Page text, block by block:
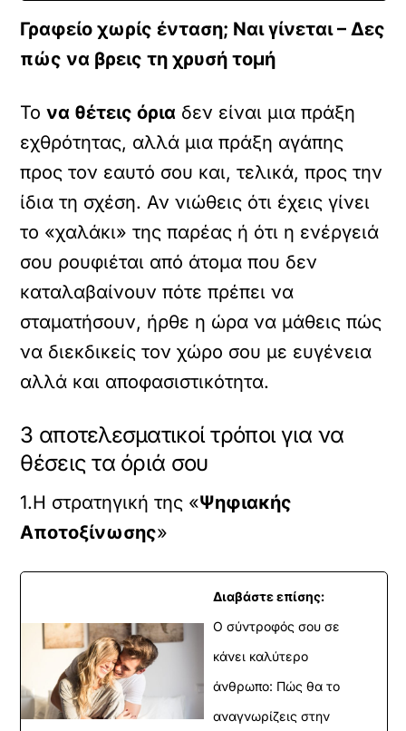
Γραφείο χωρίς ένταση; Ναι γίνεται – Δες
πώς να βρεις τη χρυσή τομή
Τονα θέτεις όρια δεν είναι μια πράξη
εχθρότητας, αλλά μια πράξη αγάπης
προς τον εαυτό σου και, τελικά, προς την
ίδια τη σχέση. Αν νιώθεις ότι έχεις γίνει
το «χαλάκι» της παρέας ή ότι η ενέργειά
σου ρουφιέται από άτομα που δεν
καταλαβαίνουν πότε πρέπει να
σταματήσουν, ήρθε η ώρα να μάθεις πώς
να διεκδικείς τον χώρο σου με ευγένεια
αλλά και αποφασιστικότητα.
3 αποτελεσματικοί τρόποι για να
θέσεις τα όριά σου
1.Η στρατηγική της «Ψηφιακής
Αποτοξίνωσης»
Διαβάστε επίσης:
Ο σύντροφός σου σε
κάνει καλύτερο
άνθρωπο: Πώς θα το
αναγνωρίζεις στην